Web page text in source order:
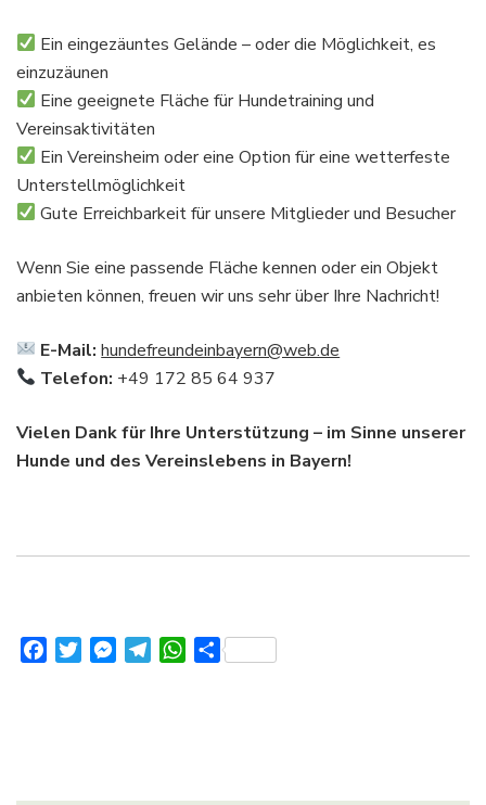
Ein eingezäuntes Gelände – oder die Möglichkeit, es
einzuzäunen
Eine geeignete Fläche für Hundetraining und
Vereinsaktivitäten
Ein Vereinsheim oder eine Option für eine wetterfeste
Unterstellmöglichkeit
Gute Erreichbarkeit für unsere Mitglieder und Besucher
Wenn Sie eine passende Fläche kennen oder ein Objekt
anbieten können, freuen wir uns sehr über Ihre Nachricht!
E-Mail: hundefreundeinbayern@web.de
Telefon: +49 172 85 64 937
Vielen Dank für Ihre Unterstützung – im Sinne unserer
Hunde und des Vereinslebens in Bayern!
FacebookTwitterMessenger
TelegramWhatsApp
Teilen